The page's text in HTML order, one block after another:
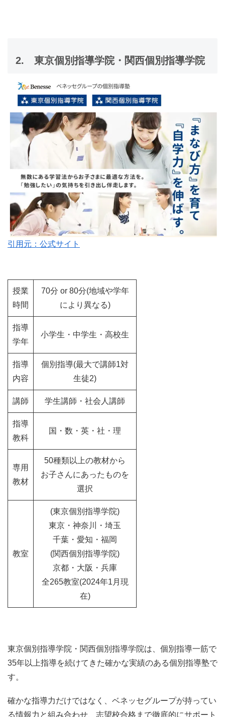
2. 東京個別指導学院・関西個別指導学院
引用元：公式サイト
授業
時間
70分 or 80分(地域や学年
により異なる)
指導
学年
小学生・中学生・高校生
指導
内容
個別指導(最大で講師1対
生徒2)
講師 学生講師・社会人講師
指導
教科
国・数・英・社・理
専用
教材
50種類以上の教材から
お子さんにあったものを
選択
教室
(東京個別指導学院)
東京・神奈川・埼玉
千葉・愛知・福岡
(関西個別指導学院)
京都・大阪・兵庫
全265教室(2024年1月現
在)
東京個別指導学院・関西個別指導学院は、個別指導一筋で
35年以上指導を続けてきた確かな実績のある個別指導塾で
す。
確かな指導力だけではなく、ベネッセグループが持ってい
る情報力と組み合わせ、志望校合格まで徹底的にサポート